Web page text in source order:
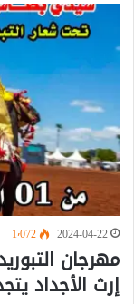
2024-04-22 1٬072
إرث الأجداد